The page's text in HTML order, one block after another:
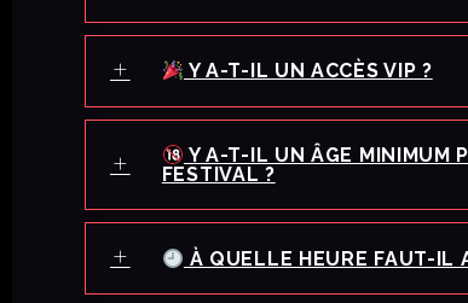
Y A-T-IL UN ACCÈS VIP ?
Y A-T-IL UN ÂGE MINIMUM
FESTIVAL ?
À QUELLE HEURE FAUT-IL